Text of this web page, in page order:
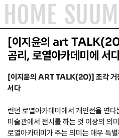
컨텐츠로
건너뛰기
ACADEMY &
ABOUT
ARTICLE
CONTACT
HOME
[이지윤의 art
곰리, 로열아카데미에 서
[이지윤의 ART TALK(20)] 조각 거
서다
런던 로열아카데미에서 개인전을 연
미술관에서 전시를 하는 것 이상의 의
로열아카데미가 주는 의미는 매우 특